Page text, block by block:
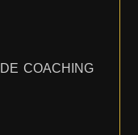
COACHING